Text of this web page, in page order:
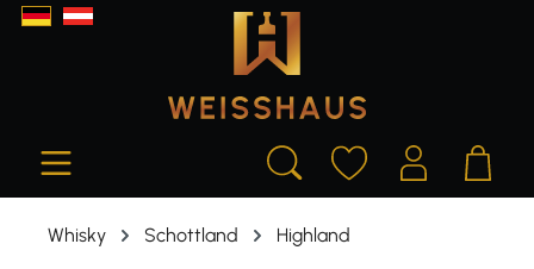
springen
Whisky Schottland Highland